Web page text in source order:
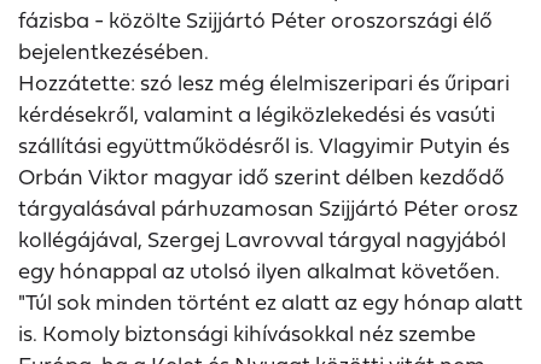
fázisba - közölte Szijjártó Péter oroszországi élő
bejelentkezésében.
Hozzátette: szó lesz még élelmiszeripari és űripari
kérdésekről, valamint a légiközlekedési és vasúti
szállítási együttműködésről is. Vlagyimir Putyin és
Orbán Viktor magyar idő szerint délben kezdődő
tárgyalásával párhuzamosan Szijjártó Péter orosz
kollégájával, Szergej Lavrovval tárgyal nagyjából
egy hónappal az utolsó ilyen alkalmat követően.
"Túl sok minden történt ez alatt az egy hónap alatt
is. Komoly biztonsági kihívásokkal néz szembe